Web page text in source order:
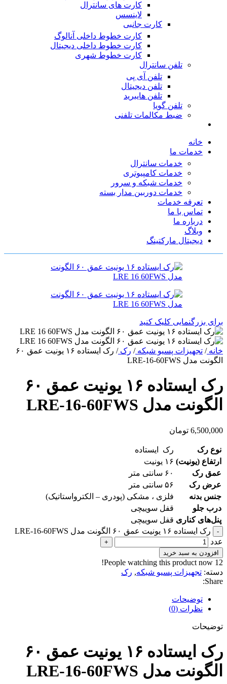
کارت های سانترال
لاینسس
کارت جانبی
کارت خطوط داخلی آنالوگ
کارت خطوط داخلی دیجیتال
کارت خطوط شهری
تلفن سانترال
تلفن آی پی
تلفن دیجیتال
تلفن هایبرید
تلفن گویا
ضبط مکالمات تلفنی
خانه
خدمات ما
خدمات سانترال
خدمات کامپیوتری
خدمات شبکه و سرور
خدمات دوربین مدار بسته
تعرفه خدمات
تماس با ما
درباره ما
وبلاگ
دیجیتال مارکتینگ
برای بزرگنمایی کلیک کنید
خانه/ تجهیزات پسیو شبکه/ رک/
رک ایستاده ۱۶ یونیت عمق ۶۰
الگونت مدل LRE-16-60FWS
رک ایستاده ۱۶ یونیت عمق ۶۰
الگونت مدل LRE-16-60FWS
6,500,000 تومان
نوع رک
رک ایستاده
ارتفاع (یونیت) ۱۶ یونیت
عمق رک
۶۰ سانتی متر
عرض رک
۵۶ سانتی متر
جنس بدنه
فلزی ، مشکی (پودری – الکترواستاتیک)
درب جلو
قفل سوییچی
پنل‌های کناری قفل سوییچی
-
رک ایستاده ۱۶ یونیت عمق ۶۰ الگونت مدل LRE-16-60FWS
عدد
+
افزودن به سبد خرید
12
People watching this product now!
دسته: تجهیزات پسیو شبکه, رک
Share:
توضیحات
نظرات (0)
توضیحات
رک ایستاده ۱۶ یونیت عمق ۶۰
الگونت مدل LRE-16-60FWS